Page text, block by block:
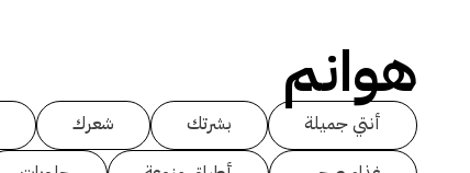
هوانم
أنتي جميلة بشرتك شعرك